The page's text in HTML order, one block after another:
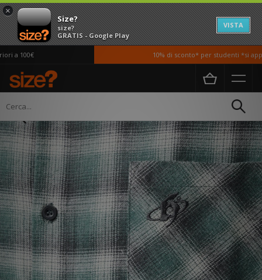
×
Size?
size?
GRATIS - Google Play
VISTA
a 100€ 10% di sconto* per studenti *si
Home Uomo